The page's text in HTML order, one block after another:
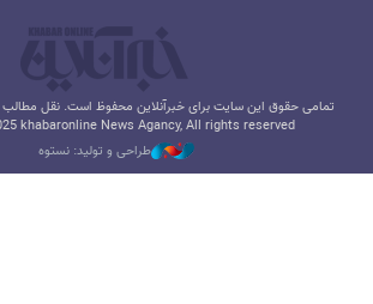
تمامی حقوق این سایت برای خبرآنلاین محفوظ است. نقل مطالب
khabaronline News Agancy, All rights reserved
طراحی و تولید: نستوه